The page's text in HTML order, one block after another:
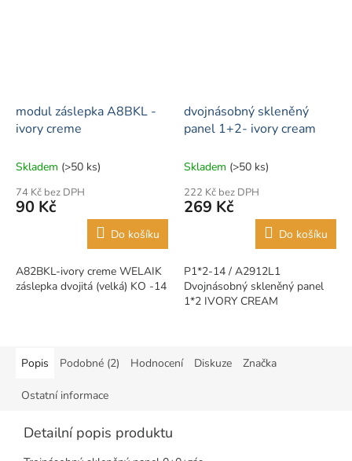
modul záslepka A8BKL -
ivory creme
Skladem (>50 ks)
74 Kč bez DPH
90 Kč
Do košíku
A82BKL-ivory creme WELAIK
záslepka dvojitá (velká) KO -14
dvojnásobný skleněný
panel 1+2- ivory cream
Skladem (>50 ks)
222 Kč bez DPH
269 Kč
Do košíku
P1*2-14 / A2912L1
Dvojnásobný skleněný panel
1*2 IVORY CREAM
Popis Podobné (2) Hodnocení Diskuze Značka
Ostatní informace
Detailní popis produktu